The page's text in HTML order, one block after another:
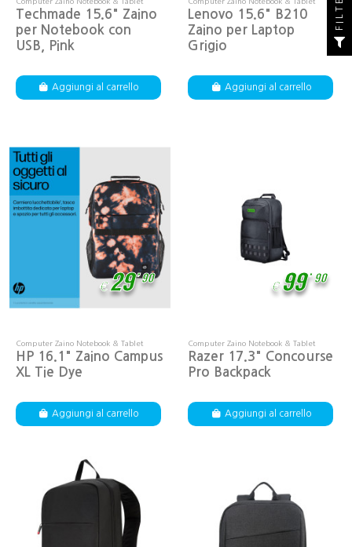
Techmade 15.6" Zaino
per Notebook con
USB, Pink
Aggiungi al carrello
Lenovo 15.6" B210
Zaino per Laptop
Grigio
Aggiungi al carrello
€29
,90
Computer Zaino Notebook & Tablet
HP 16.1" Zaino Campus
XL Tie Dye
Aggiungi al carrello
€99
, 90
Computer Zaino Notebook & Tablet
Razer 17.3" Concourse
Pro Backpack
Aggiungi al carrello
FILTER